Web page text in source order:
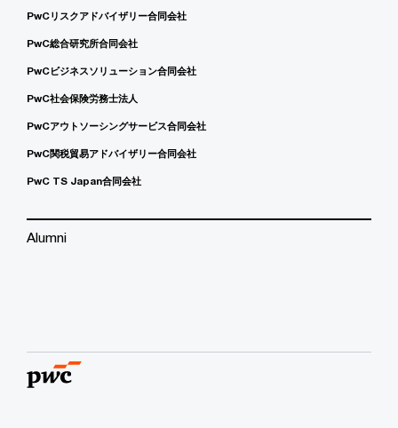
PwCリスクアドバイザリー合同会社
PwC総合研究所合同会社
PwCビジネスソリューション合同会社
PwC社会保険労務士法人
PwCアウトソーシングサービス合同会社
PwC関税貿易アドバイザリー合同会社
PwC TS Japan合同会社
Alumni